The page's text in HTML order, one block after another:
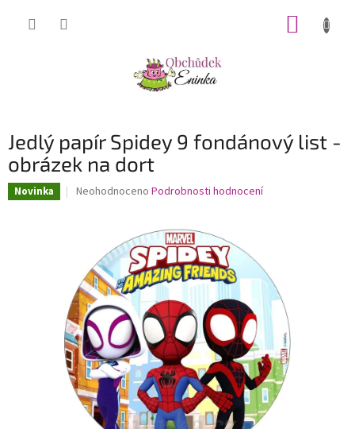
Jedlý papír Spidey 9 fondánový list -
obrázek na dort
Novinka
Průměrné
5
hvězdiček.
Neohodnoceno Podrobnosti hodnocení